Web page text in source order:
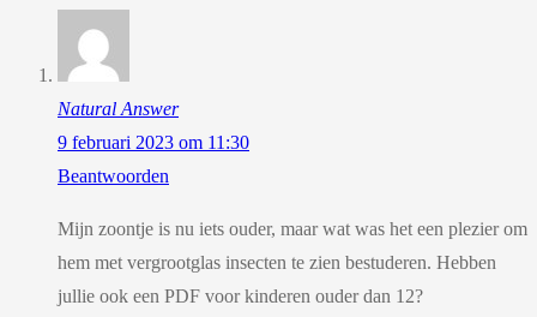
Natural Answer
9 februari 2023 om 11:30
Beantwoorden
Mijn zoontje is nu iets ouder, maar wat was het een plezier om
hem met vergrootglas insecten te zien bestuderen. Hebben
jullie ook een PDF voor kinderen ouder dan 12?